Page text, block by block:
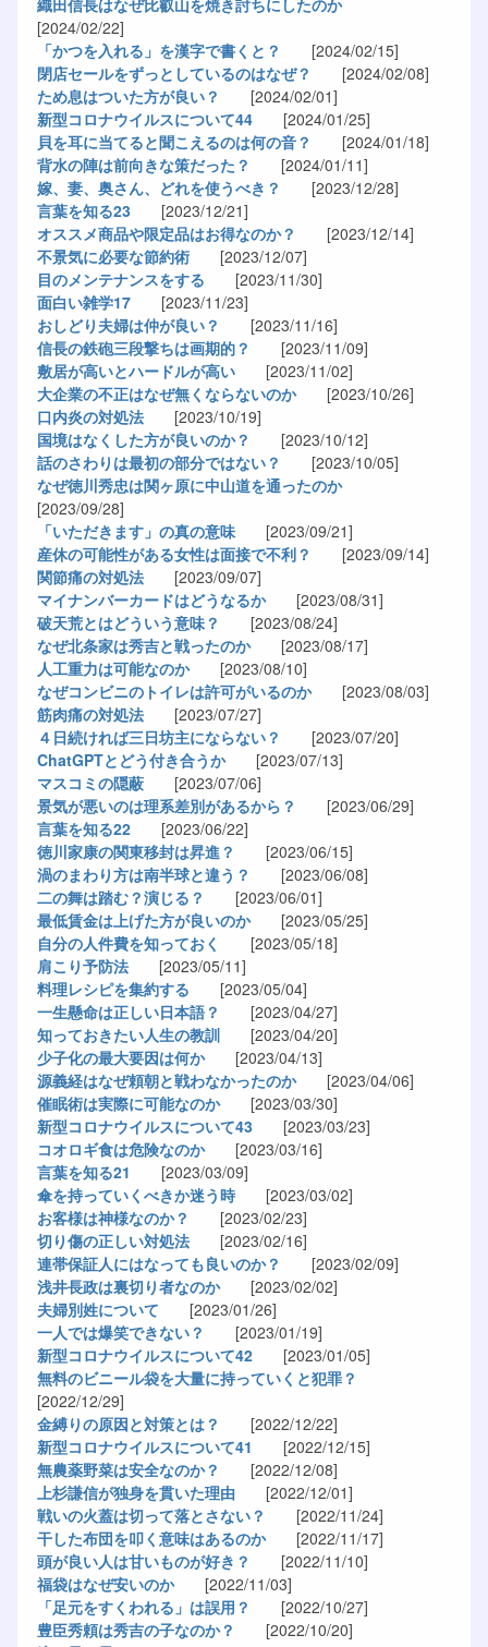
[2024/02/22]
「かつを入れる」を漢字で書くと？
[2024/02/15]
閉店セールをずっとしているのはなぜ？
[2024/02/08]
ため息はついた方が良い？
[2024/02/01]
新型コロナウイルスについて44[2024/01/25]
貝を耳に当てると聞こえるのは何の音？
[2024/01/18]
背水の陣は前向きな策だった？
[2024/01/11]
嫁、妻、奥さん、どれを使うべき？
[2023/12/28]
言葉を知る23[2023/12/21]
オススメ商品や限定品はお得なのか？
[2023/12/14]
不景気に必要な節約術[2023/12/07]
目のメンテナンスをする [2023/11/30]
面白い雑学17[2023/11/23]
おしどり夫婦は仲が良い？
[2023/11/16]
信長の鉄砲三段撃ちは画期的？
[2023/11/09]
敷居が高いとハードルが高い[2023/11/02]
大企業の不正はなぜ無くならないのか[2023/10/26]
口内炎の対処法[2023/10/19]
国境はなくした方が良いのか？
[2023/10/12]
話のさわりは最初の部分ではない？
[2023/10/05]
なぜ徳川秀忠は関ヶ原に中山道を通ったのか
[2023/09/28]
「いただきます」の真の意味[2023/09/21]
産休の可能性がある女性は面接で不利？
[2023/09/14]
関節痛の対処法[2023/09/07]
マイナンバーカードはどうなるか[2023/08/31]
破天荒とはどういう意味？
[2023/08/24]
なぜ北条家は秀吉と戦ったのか[2023/08/17]
人工重力は可能なのか[2023/08/10]
なぜコンビニのトイレは許可がいるのか[2023/08/03]
筋肉痛の対処法[2023/07/27]
４日続ければ三日坊主にならない？
[2023/07/20]
ChatGPTとどう付き合うか[2023/07/13]
マスコミの隠蔽[2023/07/06]
景気が悪いのは理系差別があるから？
[2023/06/29]
言葉を知る22[2023/06/22]
徳川家康の関東移封は昇進？
[2023/06/15]
渦のまわり方は南半球と違う？
[2023/06/08]
二の舞は踏む？演じる？
[2023/06/01]
最低賃金は上げた方が良いのか[2023/05/25]
自分の人件費を知っておく
[2023/05/18]
肩こり予防法[2023/05/11]
料理レシピを集約する [2023/05/04]
一生懸命は正しい日本語？
[2023/04/27]
知っておきたい人生の教訓[2023/04/20]
少子化の最大要因は何か[2023/04/13]
源義経はなぜ頼朝と戦わなかったのか[2023/04/06]
催眠術は実際に可能なのか[2023/03/30]
新型コロナウイルスについて43[2023/03/23]
コオロギ食は危険なのか[2023/03/16]
言葉を知る21 [2023/03/09]
傘を持っていくべきか迷う時[2023/03/02]
お客様は神様なのか？
[2023/02/23]
切り傷の正しい対処法[2023/02/16]
連帯保証人にはなっても良いのか？
[2023/02/09]
浅井長政は裏切り者なのか[2023/02/02]
夫婦別姓について [2023/01/26]
一人では爆笑できない？
[2023/01/19]
新型コロナウイルスについて42[2023/01/05]
無料のビニール袋を大量に持っていくと犯罪？
[2022/12/29]
金縛りの原因と対策とは？
[2022/12/22]
新型コロナウイルスについて41 [2022/12/15]
無農薬野菜は安全なのか？
[2022/12/08]
上杉謙信が独身を貫いた理由[2022/12/01]
戦いの火蓋は切って落とさない？
[2022/11/24]
干した布団を叩く意味はあるのか[2022/11/17]
頭が良い人は甘いものが好き？
[2022/11/10]
福袋はなぜ安いのか[2022/11/03]
「足元をすくわれる」は誤用？
[2022/10/27]
豊臣秀頼は秀吉の子なのか？
[2022/10/20]